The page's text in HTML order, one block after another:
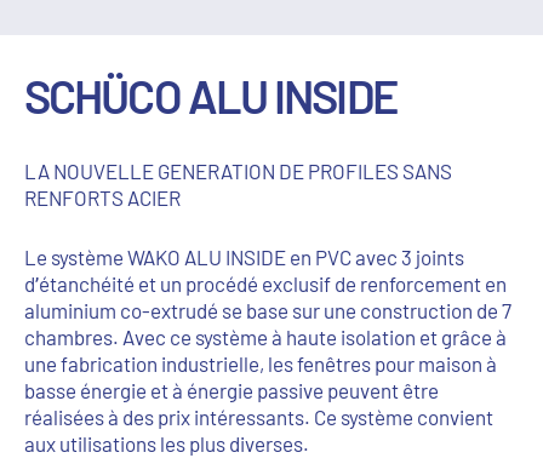
SCHÜCO ALU INSIDE
LA NOUVELLE GENERATION DE PROFILES SANS
RENFORTS ACIER
Le système WAKO ALU INSIDE en PVC avec 3 joints
d’étanchéité et un procédé exclusif de renforcement en
aluminium co-extrudé se base sur une construction de 7
chambres. Avec ce système à haute isolation et grâce à
une fabrication industrielle, les fenêtres pour maison à
basse énergie et à énergie passive peuvent être
réalisées à des prix intéressants. Ce système convient
aux utilisations les plus diverses.